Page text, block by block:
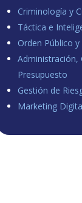
Criminología y
Táctica e
Orden Público y
Administración,
Presupuesto
Gestión de
Marketing